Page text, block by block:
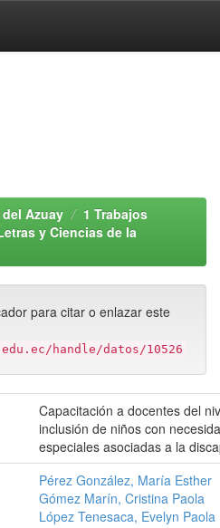
Azuay
1 Trabajos
y Ciencias de la
para citar o enlazar este
handle/datos/10526
Capacitación a docentes del
inclusión de niños con
especiales asociadas a la
Pérez González, María Esther
Gómez Marín, Cristina Paola
López Tenesaca, Evelyn Paola